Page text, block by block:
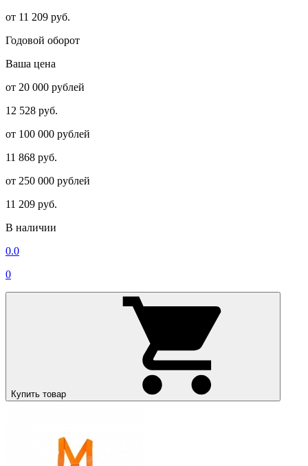
от 11 209 руб.
Годовой оборот
Ваша цена
от 20 000 рублей
12 528 руб.
от 100 000 рублей
11 868 руб.
от 250 000 рублей
11 209 руб.
В наличии
0.0
0
Купить товар